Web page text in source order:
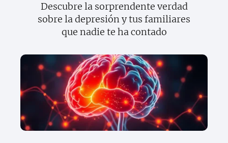
Descubre la sorprendente verdad
sobre la depresión y tus familiares
que nadie te ha contado